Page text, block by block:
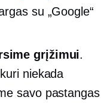
su „Google“
grįžimui.
niekada
savo pastangas